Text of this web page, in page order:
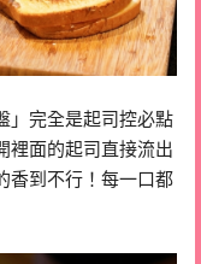
」完全是起司控必點
裡面的起司直接流出
香到不行！每一口都